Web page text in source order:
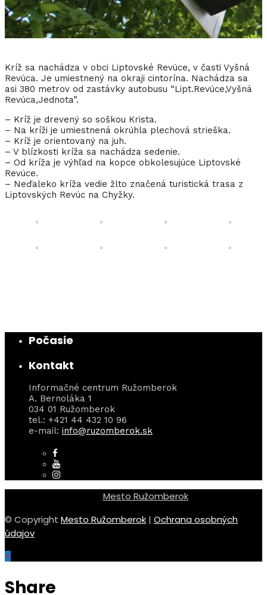
Kríž sa nachádza v obci Liptovské Revúce, v časti Vyšná
Revúca. Je umiestnený na okraji cintorína. Nachádza sa
asi 380 metrov od zastávky autobusu “Lipt.Revúce,Vyšná
Revúca,Jednota”.
– Kríž je drevený so soškou Krista.
– Na kríži je umiestnená okrúhla plechová strieška.
– Kríž je orientovaný na juh.
– V blízkosti kríža sa nachádza sedenie.
– Od kríža je výhľad na kopce obkolesujúce Liptovské
Revúce.
– Neďaleko kríža vedie žlto značená turistická trasa z
Liptovských Revúc na Chyžky.
Počasie
Kontakt
Informačné centrum Ružomberok
A. Bernoláka 1
034 01 Ružomberok
tel.: +421 44 432 10 96
e-mail: info@ruzomberok.sk
Mesto Ružomberok
© Copyright Mesto Ružomberok | Ochrana osobných
údajov
Share